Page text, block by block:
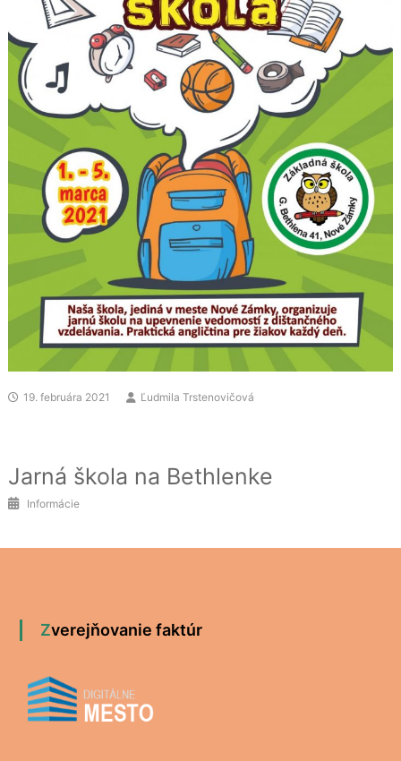
19. februára 2021 Ľudmila Trstenovičová
Jarná škola na Bethlenke
Informácie
Zverejňovanie faktúr